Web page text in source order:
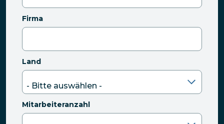
Firma
Land
Mitarbeiteranzahl